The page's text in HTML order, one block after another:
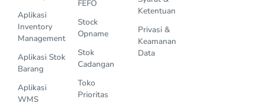
Aplikasi
Inventory
Management
Aplikasi Stok
Barang
Aplikasi
WMS
FEFO
Stock
Opname
Stok
Cadangan
Toko
Prioritas
Ketentuan
Privasi &
Keamanan
Data